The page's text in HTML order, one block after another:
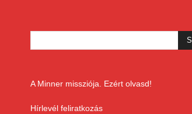
A Minner missziója. Ezért olvasd!
Hírlevél feliratkozás